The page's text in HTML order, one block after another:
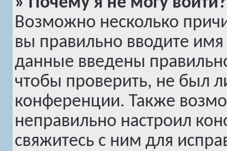
Возможно несколько
вы правильно вводите имя
данные введены
чтобы проверить, не был
конференции. Также
неправильно настроил
свяжитесь с ним для